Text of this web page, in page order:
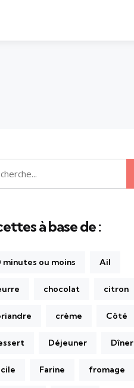
à base de :
minutes ou moins Ail
chocolat citron
crème Côté
Déjeuner Dîner
Farine fromage